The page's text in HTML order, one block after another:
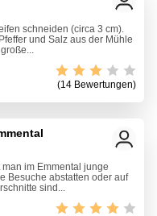
schneiden (circa 3 cm).
und Salz aus der Mühle
(14 Bewertungen)
im Emmental junge
Besuche abstatten oder auf
sind...